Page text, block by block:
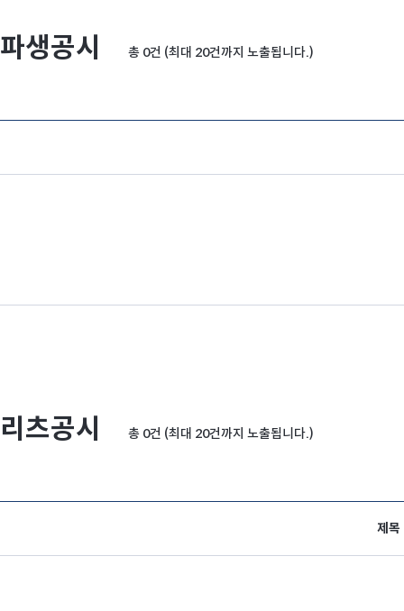
파생공시 총 0건 (최대 20건까지 노출됩니다.)
리츠공시 총 0건 (최대 20건까지 노출됩니다.)
제목